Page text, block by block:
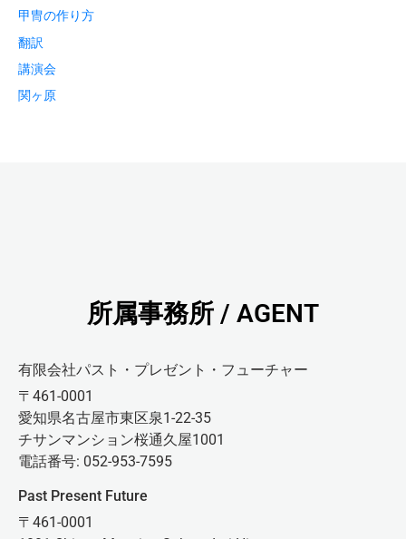
甲冑の作り方
翻訳
講演会
関ヶ原
所属事務所 / AGENT
有限会社パスト・プレゼント・フューチャー
〒461-0001
愛知県名古屋市東区泉1-22-35
チサンマンション桜通久屋1001
電話番号: 052-953-7595
Past Present Future
〒461-0001